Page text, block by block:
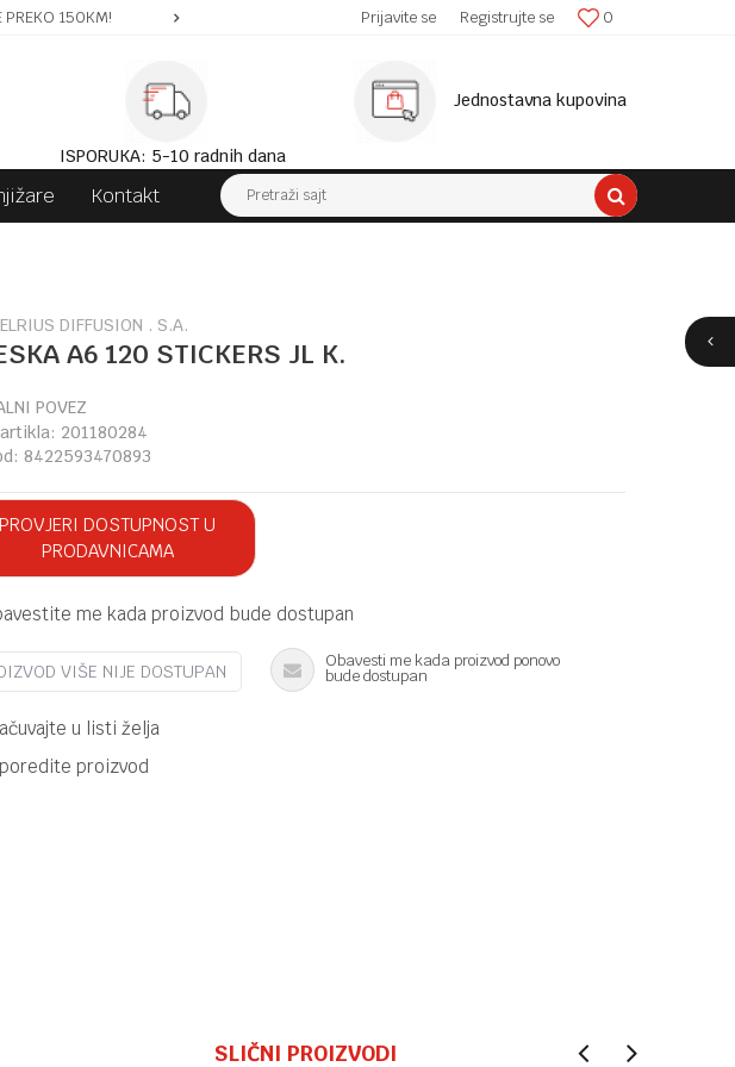
PREKO 150KM! SIGURNA ISPORUKA! 0
Prijavite se Registrujte se
ISPORUKA: 5-10 radnih dana
Jednostavna kupovina
Kontakt Pretraži sajt
DIFFUSION . S.A.
A6 120 STICKERS JL K.
POVEZ
201180284
8422593470893
PROVJERI DOSTUPNOST U
PRODAVNICAMA
me kada proizvod bude dostupan
VIŠE NIJE DOSTUPAN
Obavesti me kada proizvod ponovo
bude dostupan
u listi želja
proizvod
SLIČNI PROIZVODI